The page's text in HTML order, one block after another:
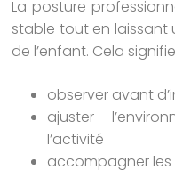
La posture
stable tout en laissant
de l’enfant. Cela
observer avant
ajuster
l’activité
accompagner